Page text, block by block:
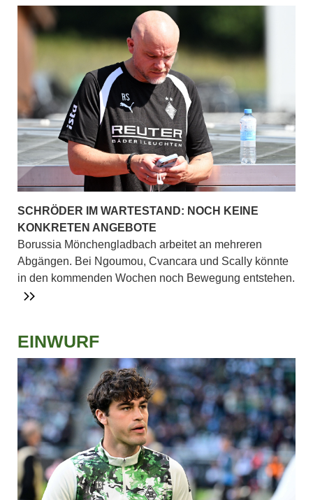
SCHRÖDER IM WARTESTAND: NOCH KEINE
KONKRETEN ANGEBOTE
Borussia Mönchengladbach arbeitet an mehreren
Abgängen. Bei Ngoumou, Cvancara und Scally könnte
in den kommenden Wochen noch Bewegung entstehen.
EINWURF